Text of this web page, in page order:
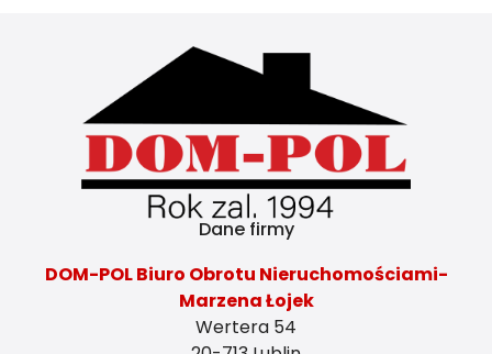
Dane firmy
DOM-POL Biuro Obrotu Nieruchomościami-
Marzena Łojek
Wertera 54